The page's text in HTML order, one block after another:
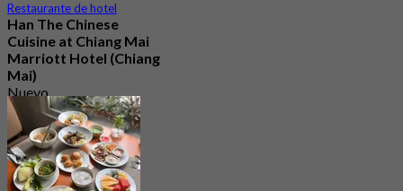
Restaurante de hotel
Han The Chinese
Cuisine at Chiang Mai
Marriott Hotel (Chiang
Mai)
Nuevo
Desde฿ 297.5